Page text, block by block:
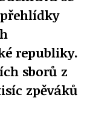
republiky.
sborů z
zpěváků